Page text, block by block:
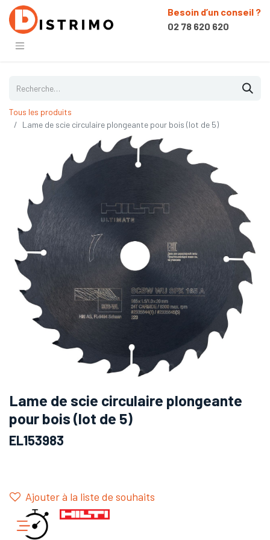
Besoin d’un conseil ?
02 78 620 620
Tous les produits
Lame de scie circulaire plongeante pour bois (lot de 5)
Lame de scie circulaire plongeante
pour bois (lot de 5)
EL153983
Ajouter à la liste de souhaits